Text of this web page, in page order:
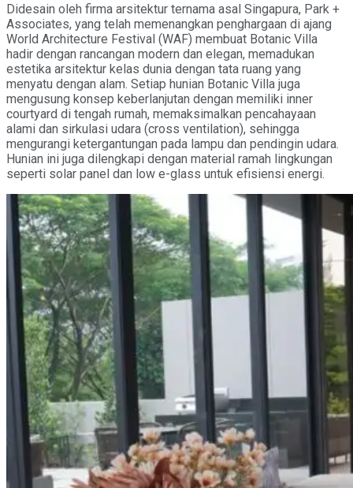
Didesain oleh firma arsitektur ternama asal Singapura, Park +
Associates, yang telah memenangkan penghargaan di ajang
World Architecture Festival (WAF) membuat Botanic Villa
hadir dengan rancangan modern dan elegan, memadukan
estetika arsitektur kelas dunia dengan tata ruang yang
menyatu dengan alam. Setiap hunian Botanic Villa juga
mengusung konsep keberlanjutan dengan memiliki inner
courtyard di tengah rumah, memaksimalkan pencahayaan
alami dan sirkulasi udara (cross ventilation), sehingga
mengurangi ketergantungan pada lampu dan pendingin udara.
Hunian ini juga dilengkapi dengan material ramah lingkungan
seperti solar panel dan low e-glass untuk efisiensi energi.